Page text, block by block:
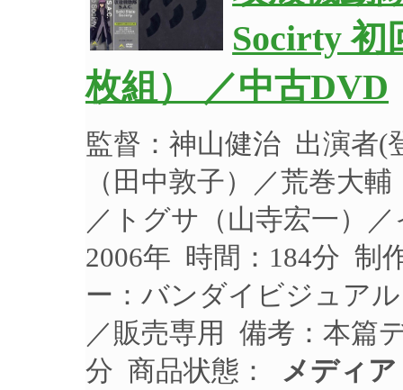
Socirty 初
枚組） ／中古DVD
監督：神山健治 出演者(
（田中敦子）／荒巻大
／トグサ（山寺宏一）
2006年 時間：184分 制
ー：バンダイビジュア
／販売専用 備考：本篇
分 商品状態：
メディ